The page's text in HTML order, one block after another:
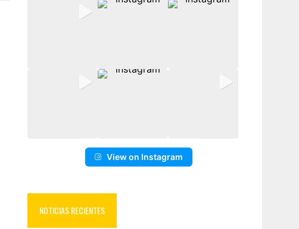
View on Instagram
NOTICIAS RECIENTES